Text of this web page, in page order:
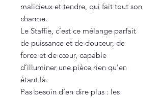
malicieux et tendre, qui fait tout son
charme.
Le Staffie, c’est ce mélange parfait
de puissance et de douceur, de
force et de cœur, capable
d’illuminer une pièce rien qu’en
étant là.
Pas besoin d’en dire plus : les